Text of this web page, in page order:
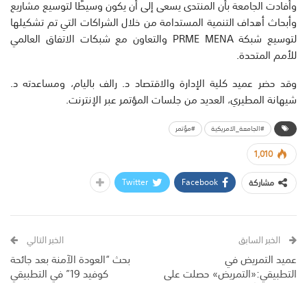
وأفادت الجامعة بأن المنتدى يسعى إلى أن يكون وسيطًا لتوسيع مشاريع
وأبحاث أهداف التنمية المستدامة من خلال الشراكات التي تم تشكيلها
لتوسيع شبكة PRME MENA والتعاون مع شبكات الاتفاق العالمي
للأمم المتحدة.
وقد حضر عميد كلية الإدارة والاقتصاد د. رالف باليام، ومساعدته د.
شيهانة المطيري، العديد من جلسات المؤتمر عبر الإنترنت.
#الجامعة_الامريكية #مؤتمر
1,010
مشاركة
Facebook
Twitter
الخبر السابق
عميد التمريض في
التطبيقي:«التمريض» حصلت على
الخبر التالي
بحث “العودة الآمنة بعد جائحة
كوفيد 19” في التطبيقي